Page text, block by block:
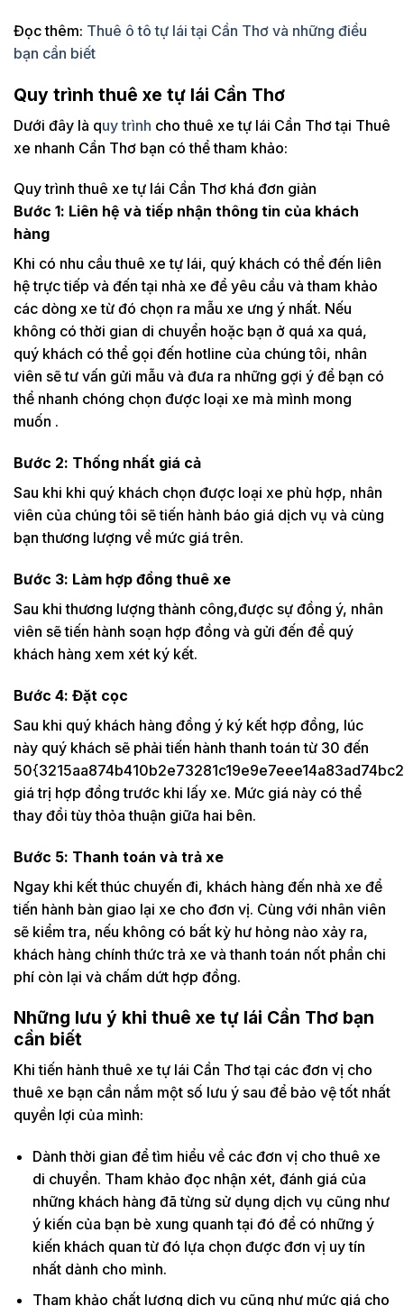
Đọc thêm: Thuê ô tô tự lái tại Cần Thơ và những điều
bạn cần biết
Quy trình thuê xe tự lái Cần Thơ
Dưới đây là quy trình cho thuê xe tự lái Cần Thơ tại Thuê
xe nhanh Cần Thơ bạn có thể tham khảo:
Quy trình thuê xe tự lái Cần Thơ khá đơn giản
Bước 1: Liên hệ và tiếp nhận thông tin của khách
hàng
Khi có nhu cầu thuê xe tự lái, quý khách có thể đến liên
hệ trực tiếp và đến tại nhà xe để yêu cầu và tham khảo
các dòng xe từ đó chọn ra mẫu xe ưng ý nhất. Nếu
không có thời gian di chuyển hoặc bạn ở quá xa quá,
quý khách có thể gọi đến hotline của chúng tôi, nhân
viên sẽ tư vấn gửi mẫu và đưa ra những gợi ý để bạn có
thể nhanh chóng chọn được loại xe mà mình mong
muốn .
Bước 2: Thống nhất giá cả
Sau khi khi quý khách chọn được loại xe phù hợp, nhân
viên của chúng tôi sẽ tiến hành báo giá dịch vụ và cùng
bạn thương lượng về mức giá trên.
Bước 3: Làm hợp đồng thuê xe
Sau khi thương lượng thành công,được sự đồng ý, nhân
viên sẽ tiến hành soạn hợp đồng và gửi đến để quý
khách hàng xem xét ký kết.
Bước 4: Đặt cọc
Sau khi quý khách hàng đồng ý ký kết hợp đồng, lúc
này quý khách sẽ phải tiến hành thanh toán từ 30 đến
giá trị hợp đồng trước khi lấy xe. Mức giá này có thể
thay đổi tùy thỏa thuận giữa hai bên.
Bước 5: Thanh toán và trả xe
Ngay khi kết thúc chuyến đi, khách hàng đến nhà xe để
tiến hành bàn giao lại xe cho đơn vị. Cùng với nhân viên
sẽ kiểm tra, nếu không có bất kỳ hư hỏng nào xảy ra,
khách hàng chính thức trả xe và thanh toán nốt phần chi
phí còn lại và chấm dứt hợp đồng.
Những lưu ý khi thuê xe tự lái Cần Thơ bạn
cần biết
Khi tiến hành thuê xe tự lái Cần Thơ tại các đơn vị cho
thuê xe bạn cần nắm một số lưu ý sau để bảo vệ tốt nhất
quyền lợi của mình:
Dành thời gian để tìm hiểu về các đơn vị cho thuê xe
di chuyển. Tham khảo đọc nhận xét, đánh giá của
những khách hàng đã từng sử dụng dịch vụ cũng như
ý kiến của bạn bè xung quanh tại đó để có những ý
kiến khách quan từ đó lựa chọn được đơn vị uy tín
nhất dành cho mình.
Tham khảo chất lượng dịch vụ cũng như mức giá cho